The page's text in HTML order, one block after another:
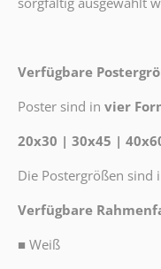
Verfügbare
Poster sind in vier
20x30 | 30x45 |
Die Postergrößen sind
Verfügbare
■ Weiß